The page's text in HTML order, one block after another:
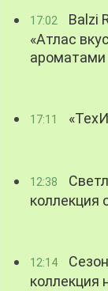
17:02
Balzi
«Атлас
ароматами
17:11
12:38
коллекция
12:14
коллекция